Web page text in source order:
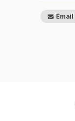
Email